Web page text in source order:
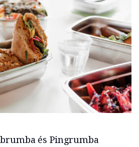
és Pingrumba